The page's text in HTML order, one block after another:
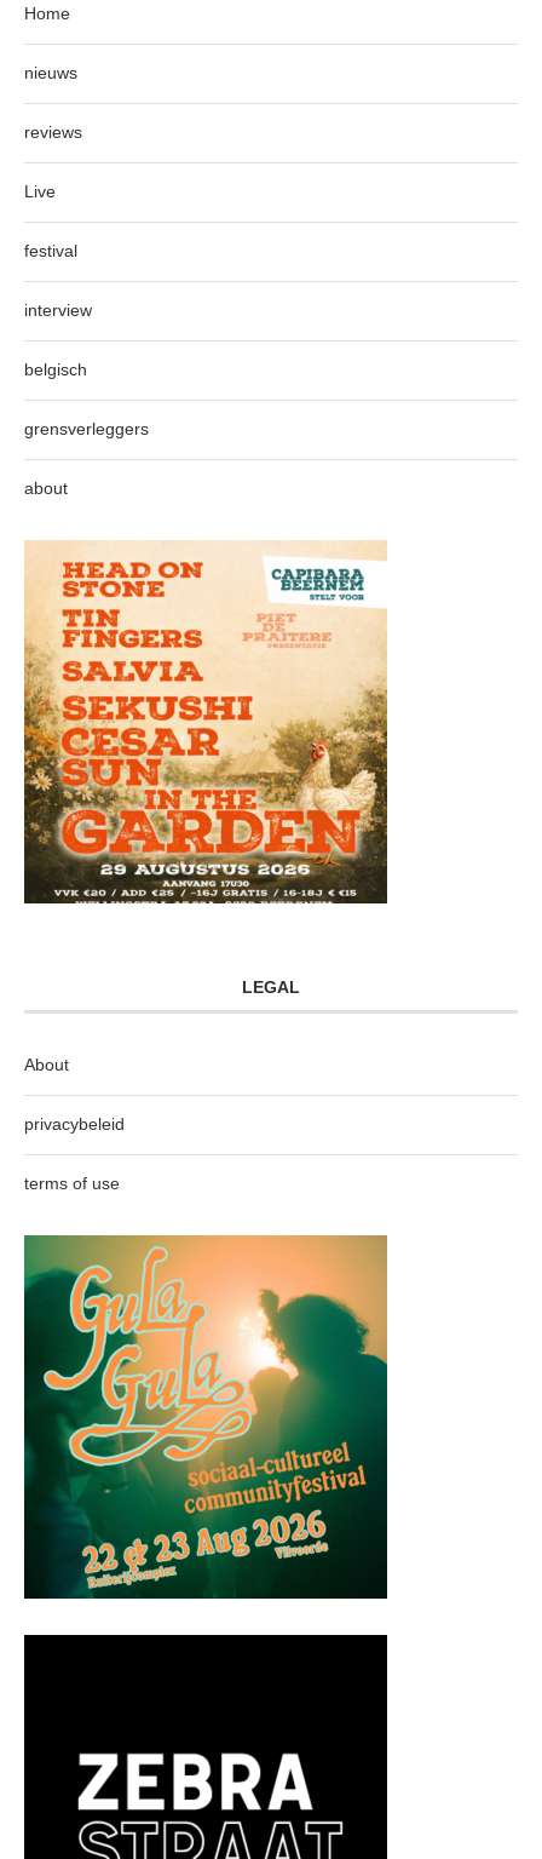
Home
nieuws
reviews
Live
festival
interview
belgisch
grensverleggers
about
LEGAL
About
privacybeleid
terms of use